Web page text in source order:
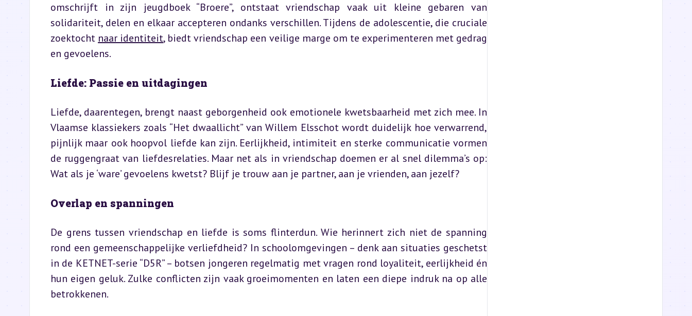
omschrijft in zijn jeugdboek “Broere”, ontstaat vriendschap vaak uit kleine gebaren van
solidariteit, delen en elkaar accepteren ondanks verschillen. Tijdens de adolescentie, die cruciale
zoektocht naar identiteit, biedt vriendschap een veilige marge om te experimenteren met gedrag
en gevoelens.
Liefde: Passie en uitdagingen
Liefde, daarentegen, brengt naast geborgenheid ook emotionele kwetsbaarheid met zich mee. In
Vlaamse klassiekers zoals “Het dwaallicht” van Willem Elsschot wordt duidelijk hoe verwarrend,
pijnlijk maar ook hoopvol liefde kan zijn. Eerlijkheid, intimiteit en sterke communicatie vormen
de ruggengraat van liefdesrelaties. Maar net als in vriendschap doemen er al snel dilemma’s op:
Wat als je ‘ware’ gevoelens kwetst? Blijf je trouw aan je partner, aan je vrienden, aan jezelf?
Overlap en spanningen
De grens tussen vriendschap en liefde is soms flinterdun. Wie herinnert zich niet de spanning
rond een gemeenschappelijke verliefdheid? In schoolomgevingen – denk aan situaties geschetst
in de KETNET-serie “D5R” – botsen jongeren regelmatig met vragen rond loyaliteit, eerlijkheid én
hun eigen geluk. Zulke conflicten zijn vaak groeimomenten en laten een diepe indruk na op alle
betrokkenen.